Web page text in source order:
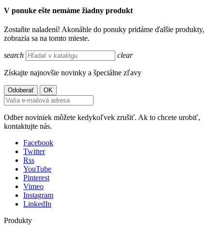
V ponuke ešte nemáme žiadny produkt
Zostaňte naladení! Akonáhle do ponuky pridáme ďalšie produkty,
zobrazia sa na tomto mieste.
search clear
Získajte najnovšie novinky a špeciálne zľavy
Odber noviniek môžete kedykoľvek zrušiť. Ak to chcete urobiť,
kontaktujte nás.
Facebook
Twitter
Rss
YouTube
Pinterest
Vimeo
Instagram
LinkedIn
Produkty